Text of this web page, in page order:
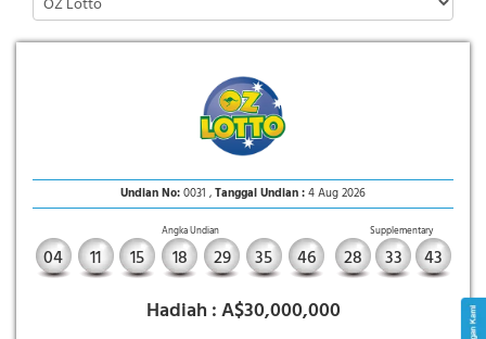
Undian No:0031 ,Tanggal Undian :4 Aug 2026
Angka Undian Supplementary
04 11 15 18 29 35 46 43
33
28
Hadiah :A$30,000,000